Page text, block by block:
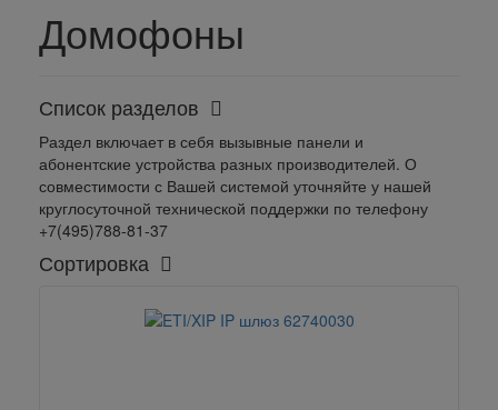
Домофоны
Список разделов
Раздел включает в себя вызывные панели и
абонентские устройства разных производителей. О
совместимости с Вашей системой уточняйте у нашей
круглосуточной технической поддержки по телефону
+7(495)788-81-37
Сортировка